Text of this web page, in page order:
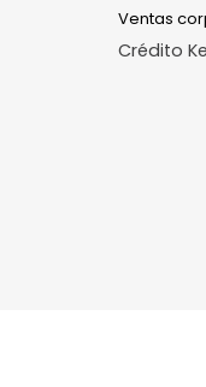
Ventas
Crédito